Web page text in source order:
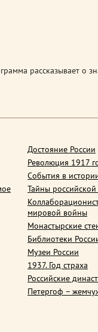
рассказывает о
Достояние России
Революция 1917
События в
Тайны
мировой войны
Монастырские
Библиотеки
Музеи России
1937. Год страха
Российские
Петергоф –